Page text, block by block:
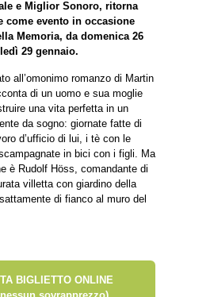
e Miglior Sonoro, ritorna
come evento in occasione
Memoria, da domenica 26
29 gennaio.
all’omonimo romanzo di Martin
di un uomo e sua moglie
una vita perfetta in un
da sogno: giornate fatte di
d’ufficio di lui, i tè con le
in bici con i figli. Ma
è Rudolf Höss, comandante di
villetta con giardino della
di fianco al muro del
BIGLIETTO ONLINE